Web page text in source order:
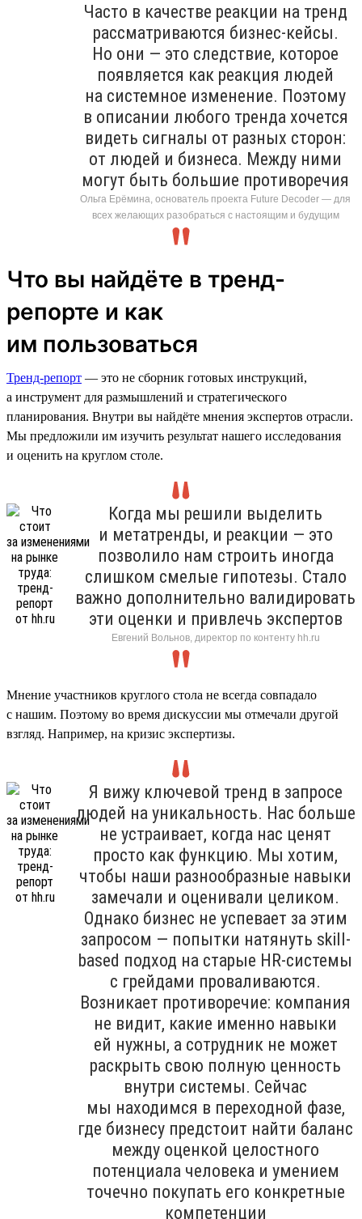
Часто в качестве реакции на тренд
рассматриваются бизнес-кейсы.
Но они — это следствие, которое
появляется как реакция людей
на системное изменение. Поэтому
в описании любого тренда хочется
видеть сигналы от разных сторон:
от людей и бизнеса. Между ними
могут быть большие противоречия
Ольга Ерёмина, основатель проекта Future Decoder — для
всех желающих разобраться с настоящим и будущим
Что вы найдёте в тренд-
репорте и как
им пользоваться
Тренд-репорт — это не сборник готовых инструкций,
а инструмент для размышлений и стратегического
планирования. Внутри вы найдёте мнения экспертов отрасли.
Мы предложили им изучить результат нашего исследования
и оценить на круглом столе.
Когда мы решили выделить
и метатренды, и реакции — это
позволило нам строить иногда
слишком смелые гипотезы. Стало
важно дополнительно валидировать
эти оценки и привлечь экспертов
Евгений Вольнов, директор по контенту hh.ru
Мнение участников круглого стола не всегда совпадало
с нашим. Поэтому во время дискуссии мы отмечали другой
взгляд. Например, на кризис экспертизы.
Я вижу ключевой тренд в запросе
людей на уникальность. Нас больше
не устраивает, когда нас ценят
просто как функцию. Мы хотим,
чтобы наши разнообразные навыки
замечали и оценивали целиком.
Однако бизнес не успевает за этим
запросом — попытки натянуть skill-
based подход на старые HR-системы
с грейдами проваливаются.
Возникает противоречие: компания
не видит, какие именно навыки
ей нужны, а сотрудник не может
раскрыть свою полную ценность
внутри системы. Сейчас
мы находимся в переходной фазе,
где бизнесу предстоит найти баланс
между оценкой целостного
потенциала человека и умением
точечно покупать его конкретные
компетенции